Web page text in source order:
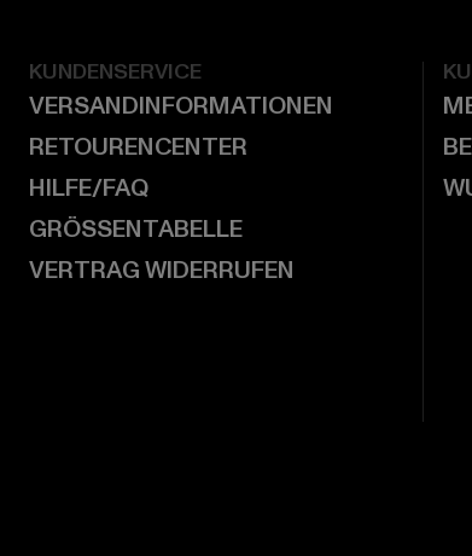
KUNDENSERVICE
VERSANDINFORMATIONEN
RETOURENCENTER
HILFE/FAQ
GRÖSSENTABELLE
VERTRAG WIDERRUFEN